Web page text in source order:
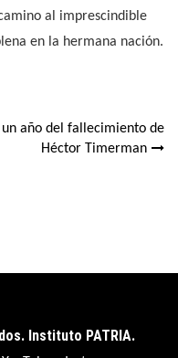
al imprescindible
en la hermana nación.
un año del fallecimiento de
Héctor Timerman
Instituto PATRIA.